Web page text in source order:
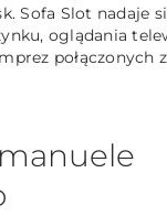
Sofa Slot nadaje
oglądania
połączonych